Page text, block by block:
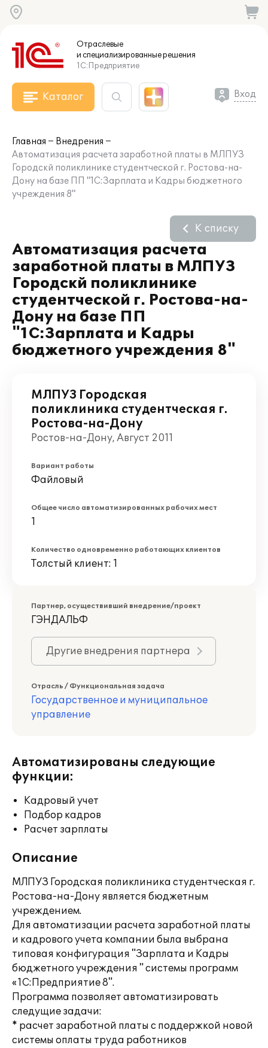
Отраслевые
и специализированныерешения
1С:Предприятие
Каталог Вход
Главная
Внедрения
Автоматизация расчета заработной платы в МЛПУЗ
Городскй поликлинике студентческой г. Ростова-на-
Дону на базе ПП "1С:Зарплата и Кадры бюджетного
учреждения 8"
Автоматизация расчета
заработной платы в МЛПУЗ
Городскй поликлинике
студентческой г. Ростова-на-
Дону на базе ПП
"1С:Зарплата и Кадры
бюджетного учреждения 8"
К списку
МЛПУЗ Городская
поликлиника студентческая г.
Ростова-на-Дону
Ростов-на-Дону, Август 2011
Вариант работы
Файловый
Общее число автоматизированных рабочих мест
1
Количество одновременно работающих клиентов
Толстый клиент: 1
Партнер, осуществивший внедрение/проект
ГЭНДАЛЬФ
Другие внедрения партнера
Отрасль / Функциональная задача
Государственное и муниципальное
управление
Автоматизированы следующие
функции:
Кадровый учет
Подбор кадров
Расчет зарплаты
Описание
МЛПУЗ Городская поликлиника студентческая г.
Ростова-на-Дону является бюджетным
учреждением.
Для автоматизации расчета заработной платы
и кадрового учета компании была выбрана
типовая конфигурация "Зарплата и Кадры
бюджетного учреждения " системы программ
«1С:Предприятие 8".
Программа позволяет автоматизировать
следущие задачи:
* расчет заработной платы с поддержкой новой
системы оплаты труда работников